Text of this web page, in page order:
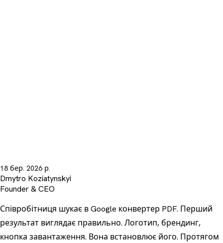
18 бер. 2026 р.
Dmytro Koziatynskyi
Founder & CEO
Співробітниця шукає в Google конвертер PDF. Перший
результат виглядає правильно. Логотип, брендинг,
кнопка завантаження. Вона встановлює його. Протягом